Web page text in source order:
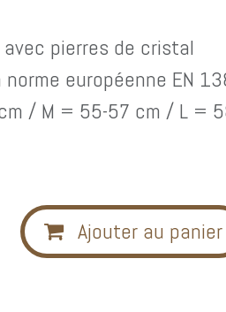
pierres de cristal
européenne EN
/ M = 55-57 cm / L =
Ajouter au panier